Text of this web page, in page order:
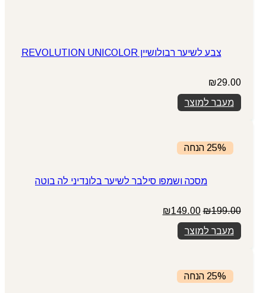
צבע לשיער רבולושיין REVOLUTION UNICOLOR
₪29.00
מעבר למוצר
25% הנחה
מסכה ושמפו סילבר לשיער בלונדיני לה בוטה
₪199.00
המחיר
המקורי
היה:
₪199.00.
₪149.00
מעבר למוצר
25% הנחה